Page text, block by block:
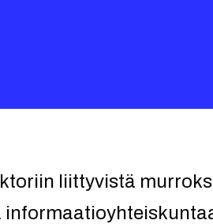
liittyvistä